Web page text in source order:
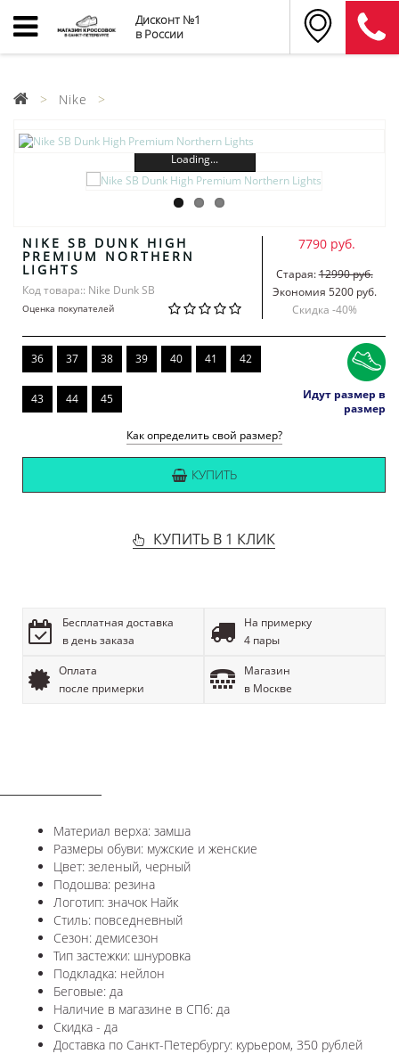
Дисконт №1
в России
Nike
Loading...
NIKE SB DUNK HIGH
PREMIUM NORTHERN
LIGHTS
Код товара:: Nike Dunk SB
Оценка покупателей
7790 руб.
Старая:12990 руб.
Экономия 5200 руб.
Скидка -40%
36 37 38 39 40 41 42
43 44 45
Идут размер в
размер
Как определить свой размер?
КУПИТЬ
КУПИТЬ В 1 КЛИК
Бесплатная доставка
в день заказа
На примерку
4 пары
Оплата
после примерки
Магазин
в Москве
Материал верха: замша
Размеры обуви: мужские и женские
Цвет: зеленый, черный
Подошва: резина
Логотип: значок Найк
Стиль: повседневный
Сезон: демисезон
Тип застежки: шнуровка
Подкладка: нейлон
Беговые: да
Наличие в магазине в СПб: да
Скидка - да
Доставка по Санкт-Петербургу: курьером, 350 рублей